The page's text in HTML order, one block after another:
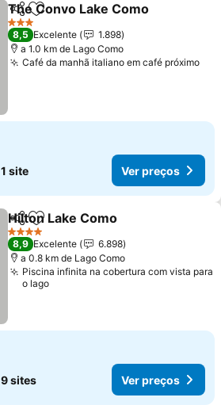
PartilharAdicionar aos favoritos
The Convo Lake Como
3 Estrelas
8,5 Excelente
1.898
a 1.0 km de Lago Como
Café da manhã italiano em café próximo
1 site Ver preços
PartilharAdicionar aos favoritos
Hilton Lake Como
4 Estrelas
8,9 Excelente
6.898
a 0.8 km de Lago Como
Piscina infinita na cobertura com vista para
o lago
9 sites Ver preços